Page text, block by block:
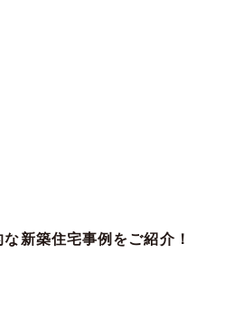
な新築住宅事例をご紹介！